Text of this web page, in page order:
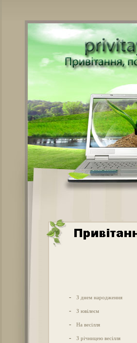
- З днем народження
- З ювілеєм
- На весілля
- З річницею весілля